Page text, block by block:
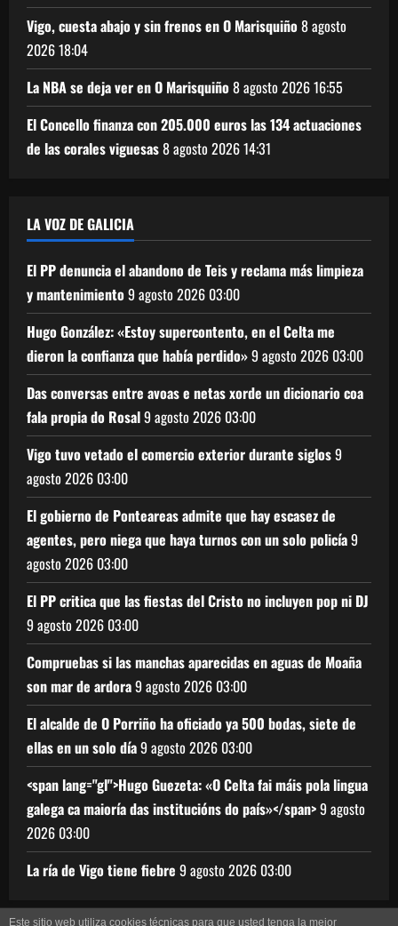
Vigo, cuesta abajo y sin frenos en O Marisquiño8 agosto
202618:04
La NBA se deja ver en O Marisquiño8 agosto 202616:55
El Concello finanza con 205.000 euros las 134 actuaciones
de las corales viguesas8 agosto 202614:31
LA VOZ DE GALICIA
El PP denuncia el abandono de Teis y reclama más limpieza
y mantenimiento9 agosto 2026 03:00
Hugo González: «Estoy supercontento, en el Celta me
dieron la confianza que había perdido»9 agosto 2026 03:00
Das conversas entre avoas e netas xorde un dicionario coa
fala propia do Rosal9 agosto 2026 03:00
Vigo tuvo vetado el comercio exterior durante siglos9
agosto 2026 03:00
El gobierno de Ponteareas admite que hay escasez de
agentes, pero niega que haya turnos con un solo policía9
agosto 2026 03:00
El PP critica que las fiestas del Cristo no incluyen pop ni DJ
9 agosto 2026 03:00
Compruebas si las manchas aparecidas en aguas de Moaña
son mar de ardora9 agosto 2026 03:00
El alcalde de O Porriño ha oficiado ya 500 bodas, siete de
ellas en un solo día9 agosto 2026 03:00
<span lang="gl">Hugo Guezeta: «O Celta fai máis pola lingua
galega ca maioría das institucións do país»</span>9 agosto
2026 03:00
La ría de Vigo tiene fiebre 9 agosto 2026 03:00
Este sitio web utiliza cookies técnicas para que usted tenga la mejor